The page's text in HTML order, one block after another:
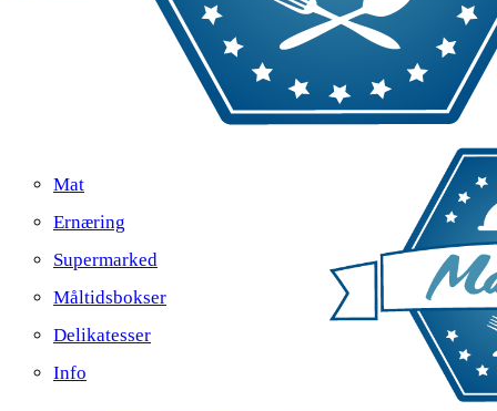
Mat
Ernæring
Supermarked
Måltidsbokser
Delikatesser
Info